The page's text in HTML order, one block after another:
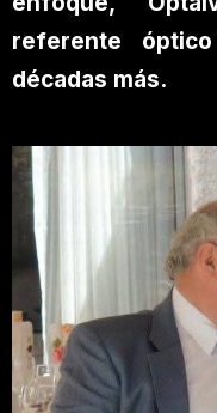
referente
décadas más.